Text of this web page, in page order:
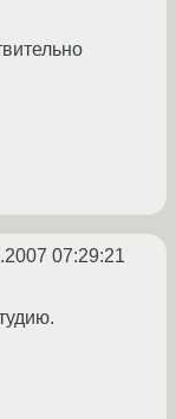
07:29:21